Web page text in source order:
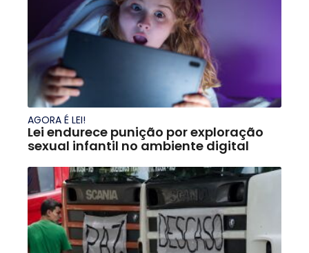
AGORA É LEI!
Lei endurece punição por exploração
sexual infantil no ambiente digital